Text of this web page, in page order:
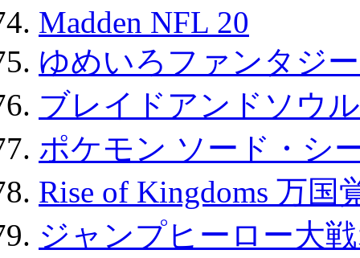
Madden NFL 20
ゆめいろファンタジ
ブレイドアンドソウ
ポケモン ソード・シ
Rise of Kingdoms 万
ジャンプヒーロー大